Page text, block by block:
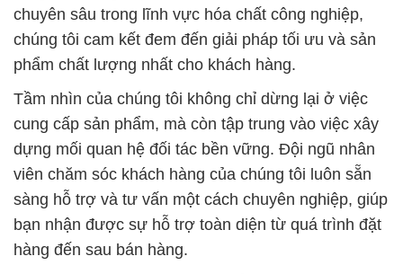
chuyên sâu trong lĩnh vực hóa chất công nghiệp,
chúng tôi cam kết đem đến giải pháp tối ưu và sản
phẩm chất lượng nhất cho khách hàng.
Tầm nhìn của chúng tôi không chỉ dừng lại ở việc
cung cấp sản phẩm, mà còn tập trung vào việc xây
dựng mối quan hệ đối tác bền vững. Đội ngũ nhân
viên chăm sóc khách hàng của chúng tôi luôn sẵn
sàng hỗ trợ và tư vấn một cách chuyên nghiệp, giúp
bạn nhận được sự hỗ trợ toàn diện từ quá trình đặt
hàng đến sau bán hàng.